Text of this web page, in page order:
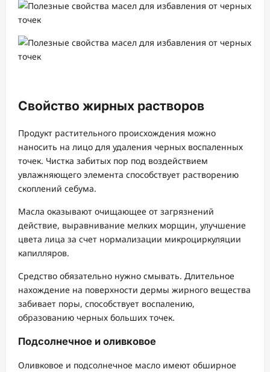
Свойство жирных растворов
Продукт растительного происхождения можно
наносить на лицо для удаления черных воспаленных
точек. Чистка забитых пор под воздействием
увлажняющего элемента способствует растворению
скоплений себума.
Масла оказывают очищающее от загрязнений
действие, выравнивание мелких морщин, улучшение
цвета лица за счет нормализации микроциркуляции
капилляров.
Средство обязательно нужно смывать. Длительное
нахождение на поверхности дермы жирного вещества
забивает поры, способствует воспалению,
образованию черных больших точек.
Подсолнечное и оливковое
Оливковое и подсолнечное масло имеют обширное